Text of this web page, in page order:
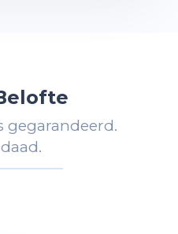
gegarandeerd.